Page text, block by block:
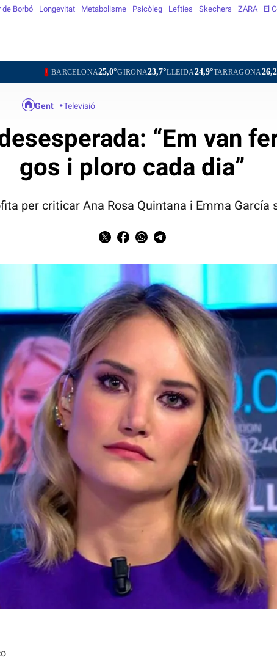
de Borbó Longevitat Metabolisme Psicòleg Lefties Skechers ZARA El
25,0°GIRONA23,7°LLEIDA24,9°TARRAGONA26,2°TORTOSA26,2°
Gent Televisió
“Em van
gos i ploro cada dia”
per criticar Ana Rosa Quintana i Emma García